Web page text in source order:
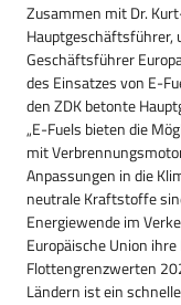
Zusammen mit Dr.
Hauptgeschäftsführer,
Geschäftsführer
des Einsatzes von E-
den ZDK betonte
„E-Fuels bieten die
mit
Anpassungen in die
neutrale Kraftstoffe
Energiewende im
Europäische Union
Flottengrenzwerten
Ländern ist ein